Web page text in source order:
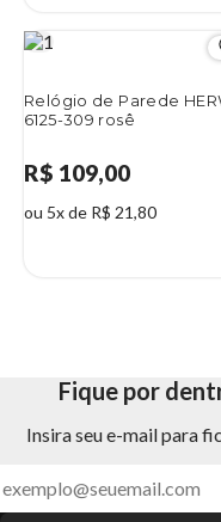
Relógio de Parede
6125-309 rosê
R$ 109,00
ou 5x de R$ 21,80
Fique por
Insira seu e-mail para